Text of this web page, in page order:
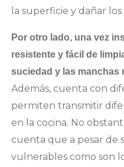
la superficie y dañar
Por otro lado, una vez
resistente y fácil de
suciedad y las manchas
Además, cuenta con
permiten transmitir
en la cocina. No
cuenta que a pesar de
vulnerables como son